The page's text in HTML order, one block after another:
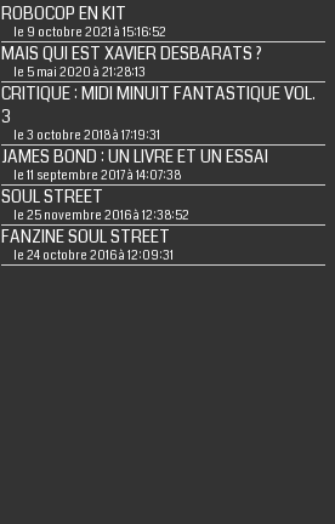
ROBOCOP EN KIT
le 9 octobre 2021 à 15:16:52
MAIS QUI EST XAVIER DESBARATS ?
le 5 mai 2020 à 21:28:13
CRITIQUE : MIDI MINUIT FANTASTIQUE VOL.
3
le 3 octobre 2018 à 17:19:31
JAMES BOND : UN LIVRE ET UN ESSAI
le 11 septembre 2017 à 14:07:38
SOUL STREET
le 25 novembre 2016 à 12:38:52
FANZINE SOUL STREET
le 24 octobre 2016 à 12:09:31